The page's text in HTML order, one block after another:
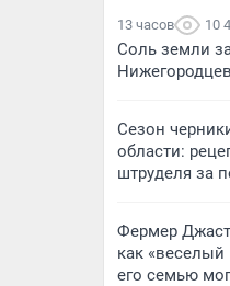
13 часов 10
Соль земли
Сезон
области:
штруделя за
Фермер
как «веселый
его семью